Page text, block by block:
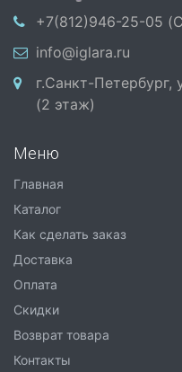
+7(812)946-25-05
info@iglara.ru
г.Санкт-
(2 этаж)
Меню
Главная
Каталог
Как сделать заказ
Доставка
Оплата
Скидки
Возврат товара
Контакты